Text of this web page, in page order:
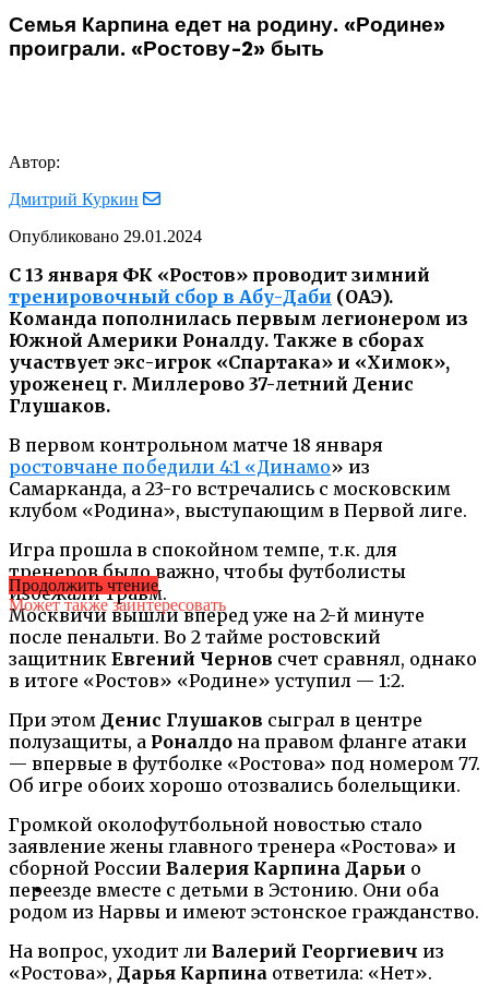
Семья Карпина едет на родину. «Родине»
проиграли. «Ростову-2» быть
Автор:
Дмитрий Куркин
Опубликовано 29.01.2024
С 13 января ФК «Ростов» проводит зимний
тренировочный сбор в Абу-Даби (ОАЭ).
Команда пополнилась первым легионером из
Южной Америки Роналду. Также в сборах
участвует экс-игрок «Спартака» и «Химок»,
уроженец г. Миллерово 37-летний Денис
Глушаков.
В первом контрольном матче 18 января
ростовчане победили 4:1 «Динамо» из
Самарканда, а 23-го встречались с московским
клубом «Родина», выступающим в Первой лиге.
Игра прошла в спокойном темпе, т.к. для
тренеров было важно, чтобы футболисты
избежали травм.
Москвичи вышли вперед уже на 2-й минуте
после пенальти. Во 2 тайме ростовский
защитник Евгений Чернов счет сравнял, однако
в итоге «Ростов» «Родине» уступил — 1:2.
При этом Денис Глушаков сыграл в центре
полузащиты, а Роналдо на правом фланге атаки
— впервые в футболке «Ростова» под номером 77.
Об игре обоих хорошо отозвались болельщики.
Громкой околофутбольной новостью стало
заявление жены главного тренера «Ростова» и
сборной России Валерия Карпина Дарьи о
переезде вместе с детьми в Эстонию. Они оба
родом из Нарвы и имеют эстонское гражданство.
На вопрос, уходит ли Валерий Георгиевич из
«Ростова», Дарья Карпина ответила: «Нет».
Продолжить чтение
Может также заинтересовать